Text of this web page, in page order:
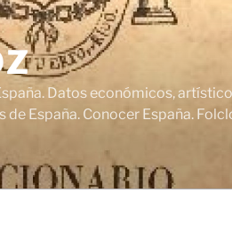
Datos económicos,
España. Conocer España.